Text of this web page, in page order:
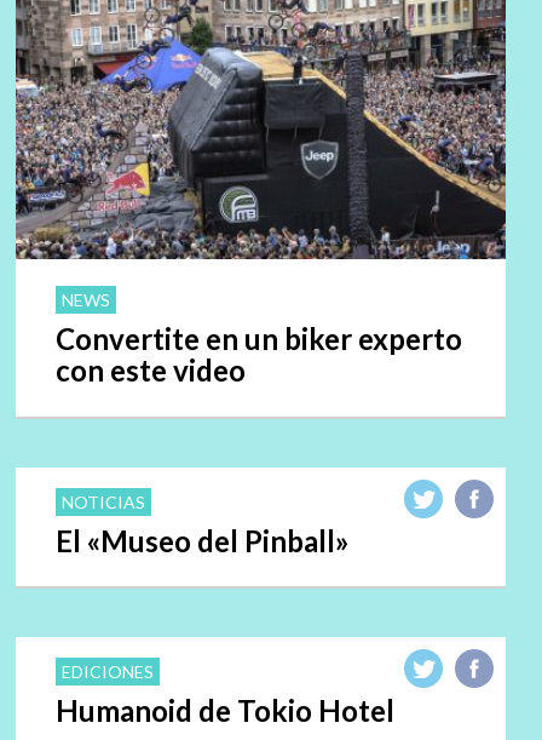
NEWS
Convertite en un biker experto
con este video
NOTICIAS
El «Museo del Pinball»
EDICIONES
Humanoid de Tokio Hotel